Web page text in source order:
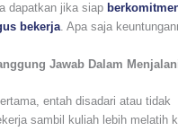
dapatkan jika siap
bekerja. Apa saja
Jawab Dalam
entah disadari atau tidak
sambil kuliah lebih melatih